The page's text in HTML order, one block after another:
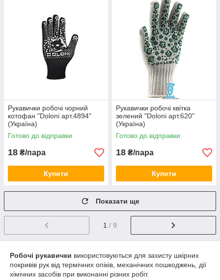
Рукавички робочі чорний
котофан "Doloni арт.4894"
(Україна)
Готово до відправки
18 ₴/пара
Купити
Рукавички робочі квітка
зелений "Doloni арт.620"
(Україна)
Готово до відправки
18 ₴/пара
Купити
Показати ще
1 / 9
Робочі рукавички використовуються для захисту шкірних
покривів рук від термічних опіків, механічних пошкоджень, дії
хімічних засобів при виконанні різних робіт.